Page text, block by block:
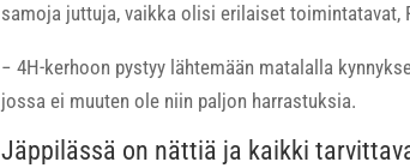
samoja juttuja, vaikka olisi erilaiset toimintatavat,
− 4H-kerhoon pystyy lähtemään matalalla
jossa ei muuten ole niin paljon harrastuksia.
Jäppilässä on nättiä ja kaikki